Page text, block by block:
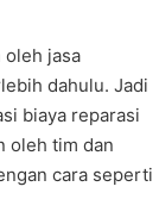
oleh jasa
dahulu. Jadi
biaya reparasi
oleh tim dan
cara seperti